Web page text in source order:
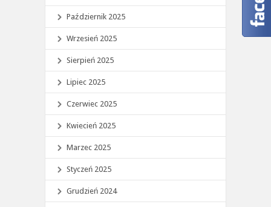
Październik 2025
Wrzesień 2025
Sierpień 2025
Lipiec 2025
Czerwiec 2025
Kwiecień 2025
Marzec 2025
Styczeń 2025
Grudzień 2024